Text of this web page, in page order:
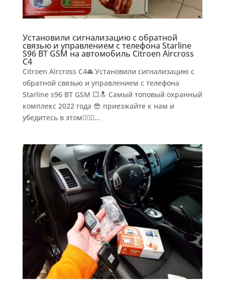
Установили сигнализацию с обратной
связью и управлением с телефона Starline
S96 BT GSM на автомобиль Citroen Aircross
C4
Citroen Aircross C4🚘 Установили сигнализацию с
обратной связью и управлением с телефона
Starline s96 BT GSM 💥🔝 Самый топовый охранный
комплекс 2022 года 😎 приезжайте к нам и
убедитесь в этом👍🏻😉...